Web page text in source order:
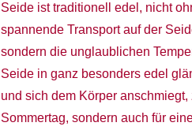
Seide ist traditionell edel, nicht
spannende Transport auf der
sondern die unglaublichen
Seide in ganz besonders edel
und sich dem Körper
Sommertag, sondern auch für